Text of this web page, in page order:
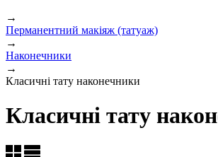
→
Перманентний макіяж (татуаж)
→
Наконечники
→
Класичні тату наконечники
Класичні тату